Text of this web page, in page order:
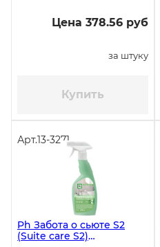
Цена 378.56 руб
за штуку
Купить
Арт.13-3271
Ph Забота о сьюте S2
(Suite care S2)